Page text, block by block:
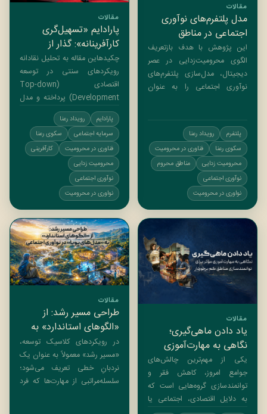
مقالات
مدل پلتفرم‌های نوآوری
اجتماعی در مناطق
کم‌برخوردار
این پژوهش با هدف بازتعریف
الگوی محرومیت‌زدایی در عصر
دیجیتال، مدل‌سازی پلتفرم‌های
نوآوری اجتماعی را به عنوان
به پایین، این مدل بر هم‌افزایی
هوشمند میان سه ضلع اصلی
تمرکز دارد: مسئله‌شناسی دقیق در
میدانِ عمل، بهره‌گیری از دانش
فناورانه نخبگان، و هدایت
هدفمند منابع […]
پلتفرم
رویداد رعنا
سکوی رعنا
فناوری در محرومیت
محرومیت زدایی
مناطق محروم
نوآوری اجتماعی
نواوری در محرومیت
مقالات
پارادایم «تسهیل‌گری
کارآفرینانه»: گذار از
مدل‌های توسعه‌گرایِ
مداخله‌گر به رویکردهای
مبتنی بر سرمایه اجتماعی
چکیدهاین مقاله به تحلیل نقادانه
رویکردهای سنتی در توسعه
اقتصادی (Top-down
Development) پرداخته و مدل
جایگزین «تسهیل کارآفرینی»
(Enterprise Facilitation) را بر
اساس نظریات مبتنی بر
توانمندسازی جامعه‌محور تبیین
می‌کند. با تحلیل تجربیات ارنستو
سیرولی و انطباق آن با مدل
اجرایی «سکوی رعنا»، این
پژوهش نشان می‌دهد که
مداخله‌های ساختاریافته بدون
درک عمیقِ بستر بومی، […]
پارادایم
رویداد رعنا
سرمایه اجتماعی
سکوی رعنا
فناوری در محرومیت
کارآفرینی
محرومیت زدایی
نوآوری اجتماعی
نواوری در محرومیت
مقالات
یاد دادن ماهی‌گیری؛
نگاهی به مهارت‌آموزی
مؤثر برای توانمندسازی
مناطق کم برخوردار
یکی از مهم‌ترین چالش‌های
جوامع امروز، کاهش فقر و
توانمندسازی گروه‌هایی است که
به دلایل اقتصادی، اجتماعی یا
مقالات
طراحی مسیر رشد: از
«الگوهای استاندارد» به
«مدل‌های پویا» در نوآوری
اجتماعی
در رویکردهای کلاسیک توسعه،
«مسیر رشد» معمولاً به عنوان یک
نردبانِ خطی تعریف می‌شود؛
سلسله‌مراتبی از مهارت‌ها که فرد